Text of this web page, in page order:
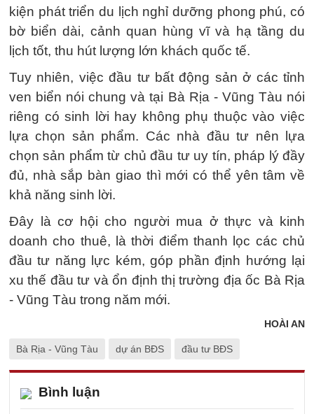
kiện phát triển du lịch nghỉ dưỡng phong phú, có
bờ biển dài, cảnh quan hùng vĩ và hạ tầng du
lịch tốt, thu hút lượng lớn khách quốc tế.
Tuy nhiên, việc đầu tư bất động sản ở các tỉnh
ven biển nói chung và tại Bà Rịa - Vũng Tàu nói
riêng có sinh lời hay không phụ thuộc vào việc
lựa chọn sản phẩm. Các nhà đầu tư nên lựa
chọn sản phẩm từ chủ đầu tư uy tín, pháp lý đầy
đủ, nhà sắp bàn giao thì mới có thể yên tâm về
khả năng sinh lời.
Đây là cơ hội cho người mua ở thực và kinh
doanh cho thuê, là thời điểm thanh lọc các chủ
đầu tư năng lực kém, góp phần định hướng lại
xu thế đầu tư và ổn định thị trường địa ốc Bà Rịa
- Vũng Tàu trong năm mới.
HOÀI AN
Bà Rịa - Vũng Tàu dự án BĐS đầu tư BĐS
Bình luận